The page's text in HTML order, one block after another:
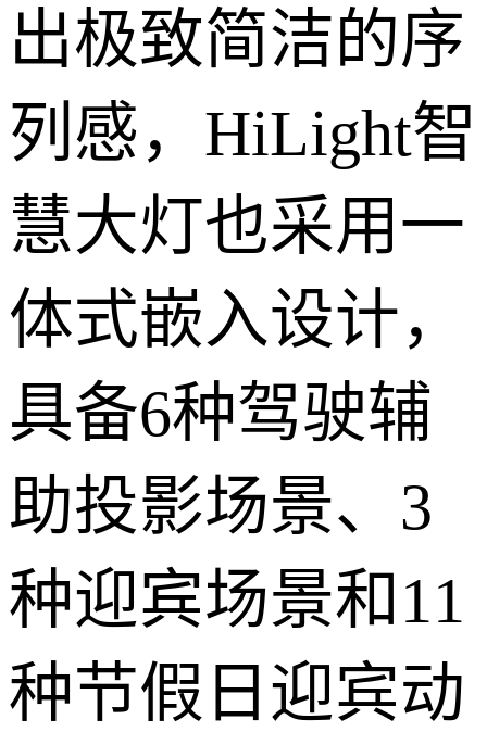
出极致简洁的序
列感，HiLight智
慧大灯也采用一
体式嵌入设计，
具备6种驾驶辅
助投影场景、3
种迎宾场景和11
种节假日迎宾动